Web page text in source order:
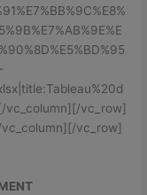
vc_column][/vc_row]
vc_row]